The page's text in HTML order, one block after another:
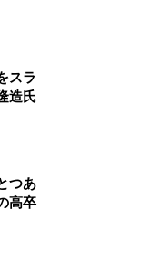
スラ
造氏
つあ
高卒